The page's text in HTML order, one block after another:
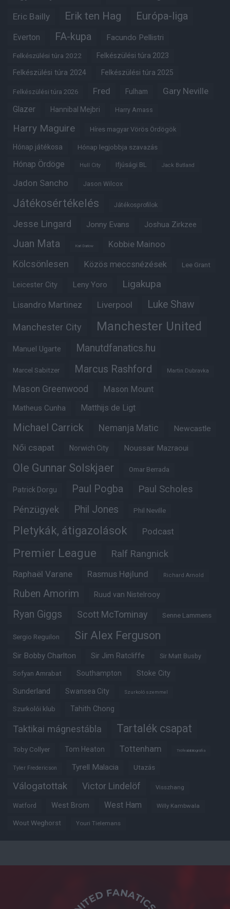
Eric Bailly Erik ten Hag Európa-liga
Everton FA-kupa Facundo Pellistri
Felkészülési túra 2022 Felkészülési túra 2023
Felkészülési túra 2024 Felkészülési túra 2025
Felkészülési túra 2026 Fred Fulham Gary Neville
Glazer Hannibal Mejbri Harry Amass
Harry Maguire Híres magyar Vörös Ördögök
Hónap játékosa Hónap legjobbja szavazás
Hónap Ördöge Hull City Ifjúsági BL Jack Butland
Jadon Sancho Jason Wilcox
Játékosértékelés Játékosprofilok
Jesse Lingard Jonny Evans Joshua Zirkzee
Juan Mata Karl Darlow Kobbie Mainoo
Kölcsönlesen Közös meccsnézések Lee Grant
Leicester City Leny Yoro Ligakupa
Lisandro Martinez Liverpool Luke Shaw
Manchester City Manchester United
Manuel Ugarte Manutdfanatics.hu
Marcel Sabitzer Marcus Rashford Martin Dubravka
Mason Greenwood Mason Mount
Matheus Cunha Matthijs de Ligt
Michael Carrick Nemanja Matic Newcastle
Női csapat Norwich City Noussair Mazraoui
Ole Gunnar Solskjaer Omar Berrada
Patrick Dorgu Paul Pogba Paul Scholes
Pénzügyek Phil Jones Phil Neville
Pletykák, átigazolások Podcast
Premier League Ralf Rangnick
Raphaël Varane Rasmus Højlund Richard Arnold
Ruben Amorim Ruud van Nistelrooy
Ryan Giggs Scott McTominay Senne Lammens
Sergio Reguilon Sir Alex Ferguson
Sir Bobby Charlton Sir Jim Ratcliffe Sir Matt Busby
Sofyan Amrabat Southampton Stoke City
Sunderland Swansea City Szurkoló szemmel
Szurkolói klub Tahith Chong
Taktikai mágnestábla Tartalék csapat
Toby Collyer Tom Heaton Tottenham Trófeabibliográfia
Tyler Fredericson Tyrell Malacia Utazás
Válogatottak Victor Lindelöf Visszhang
Watford West Brom West Ham Willy Kambwala
Wout Weghorst Youri Tielemans